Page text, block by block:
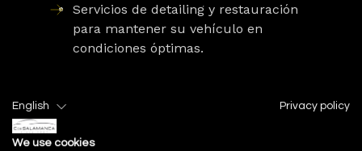
Servicios de detailing y restauración
para mantener su vehículo en
condiciones óptimas.
English Privacy policy
We use cookies